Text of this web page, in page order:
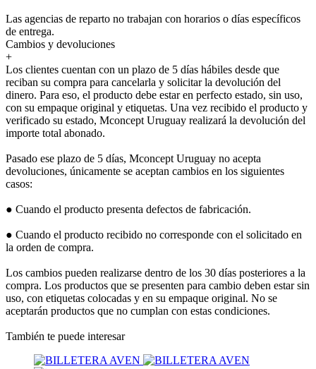
Las agencias de reparto no trabajan con horarios o días específicos
de entrega.
Cambios y devoluciones
+
Los clientes cuentan con un plazo de 5 días hábiles desde que
reciban su compra para cancelarla y solicitar la devolución del
dinero. Para eso, el producto debe estar en perfecto estado, sin uso,
con su empaque original y etiquetas. Una vez recibido el producto y
verificado su estado, Mconcept Uruguay realizará la devolución del
importe total abonado.
Pasado ese plazo de 5 días, Mconcept Uruguay no acepta
devoluciones, únicamente se aceptan cambios en los siguientes
casos:
● Cuando el producto presenta defectos de fabricación.
● Cuando el producto recibido no corresponde con el solicitado en
la orden de compra.
Los cambios pueden realizarse dentro de los 30 días posteriores a la
compra. Los productos que se presenten para cambio deben estar sin
uso, con etiquetas colocadas y en su empaque original. No se
aceptarán productos que no cumplan con estas condiciones.
También te puede interesar